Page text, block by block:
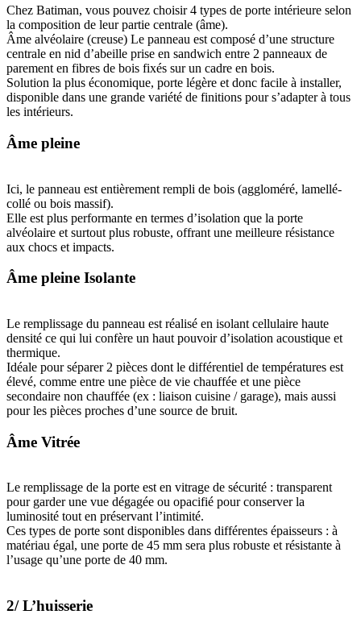
Chez Batiman, vous pouvez choisir 4 types de porte intérieure selon
la composition de leur partie centrale (âme).
Âme alvéolaire (creuse) Le panneau est composé d’une structure
centrale en nid d’abeille prise en sandwich entre 2 panneaux de
parement en fibres de bois fixés sur un cadre en bois.
Solution la plus économique, porte légère et donc facile à installer,
disponible dans une grande variété de finitions pour s’adapter à tous
les intérieurs.
Âme pleine
Ici, le panneau est entièrement rempli de bois (aggloméré, lamellé-
collé ou bois massif).
Elle est plus performante en termes d’isolation que la porte
alvéolaire et surtout plus robuste, offrant une meilleure résistance
aux chocs et impacts.
Âme pleine Isolante
Le remplissage du panneau est réalisé en isolant cellulaire haute
densité ce qui lui confère un haut pouvoir d’isolation acoustique et
thermique.
Idéale pour séparer 2 pièces dont le différentiel de températures est
élevé, comme entre une pièce de vie chauffée et une pièce
secondaire non chauffée (ex : liaison cuisine / garage), mais aussi
pour les pièces proches d’une source de bruit.
Âme Vitrée
Le remplissage de la porte est en vitrage de sécurité : transparent
pour garder une vue dégagée ou opacifié pour conserver la
luminosité tout en préservant l’intimité.
Ces types de porte sont disponibles dans différentes épaisseurs : à
matériau égal, une porte de 45 mm sera plus robuste et résistante à
l’usage qu’une porte de 40 mm.
2/ L’huisserie